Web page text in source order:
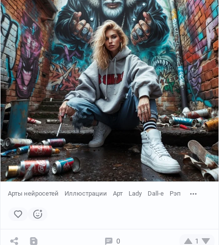
Арты нейросетей Иллюстрации Арт Lady Dall-e Рэп
0 1